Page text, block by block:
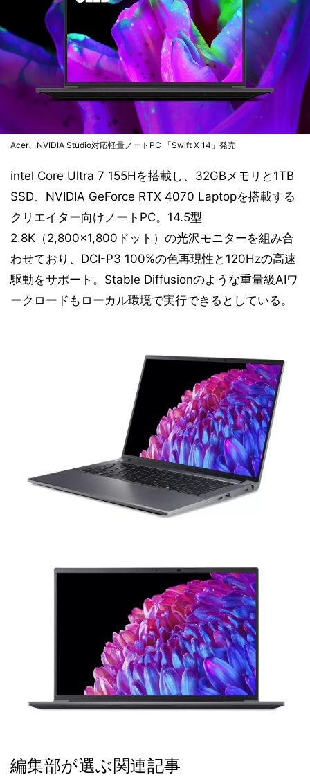
Acer、NVIDIA Studio対応軽量ノートPC 「Swift X 14」発売
intel Core Ultra 7 155Hを搭載し、32GBメモリと1TB
SSD、NVIDIA GeForce RTX 4070 Laptopを搭載する
クリエイター向けノートPC。14.5型
2.8K（2,800×1,800ドット）の光沢モニターを組み合
わせており、DCI-P3 100%の色再現性と120Hzの高速
駆動をサポート。Stable Diffusionのような重量級AIワ
ークロードもローカル環境で実行できるとしている。
編集部が選ぶ関連記事